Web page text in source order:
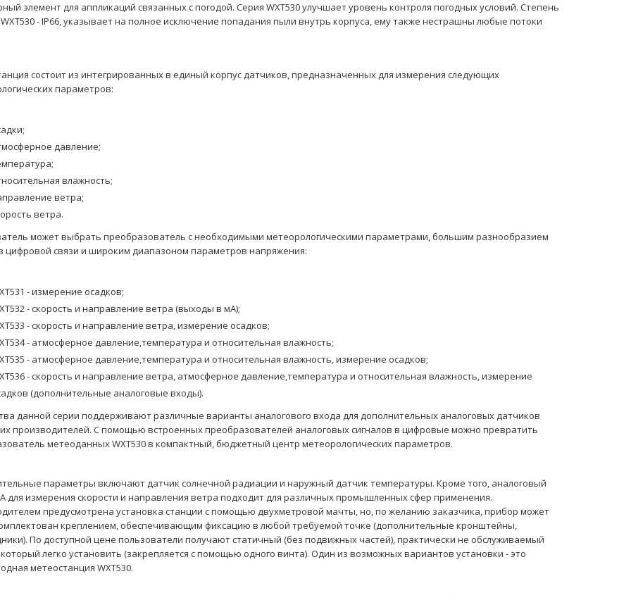
элемент для аппликаций связанных с погодой. Серия WXT530 улучшает уровень контроля погодных условий. Степень
- IP66, указывает на полное исключение попадания пыли внутрь корпуса, ему также нестрашны любые потоки
состоит из интегрированных в единый корпус датчиков, предназначенных для измерения следующих
параметров:
давление;
влажность;
ветра;
ветра.
может выбрать преобразователь с необходимыми метеорологическими параметрами, большим разнообразием
цифровой связи и широким диапазоном параметров напряжения:
- измерение осадков;
- скорость и направление ветра (выходы в мА);
- скорость и направление ветра, измерение осадков;
- атмосферное давление,температура и относительная влажность;
- атмосферное давление,температура и относительная влажность, измерение осадков;
- скорость и направление ветра, атмосферное давление,температура и относительная влажность, измерение
(дополнительные аналоговые входы).
данной серии поддерживают различные варианты аналогового входа для дополнительных аналоговых датчиков
производителей. С помощью встроенных преобразователей аналоговых сигналов в цифровые можно превратить
метеоданных WXT530 в компактный, бюджетный центр метеорологических параметров.
параметры включают датчик солнечной радиации и наружный датчик температуры. Кроме того, аналоговый
для измерения скорости и направления ветра подходит для различных промышленных сфер применения.
предусмотрена установка станции с помощью двухметровой мачты, но, по желанию заказчика, прибор может
креплением, обеспечивающим фиксацию в любой требуемой точке (дополнительные кронштейны,
По доступной цене пользователи получают статичный (без подвижных частей), практически не обслуживаемый
легко установить (закрепляется с помощью одного винта). Один из возможных вариантов установки - это
метеостанция WXT530.